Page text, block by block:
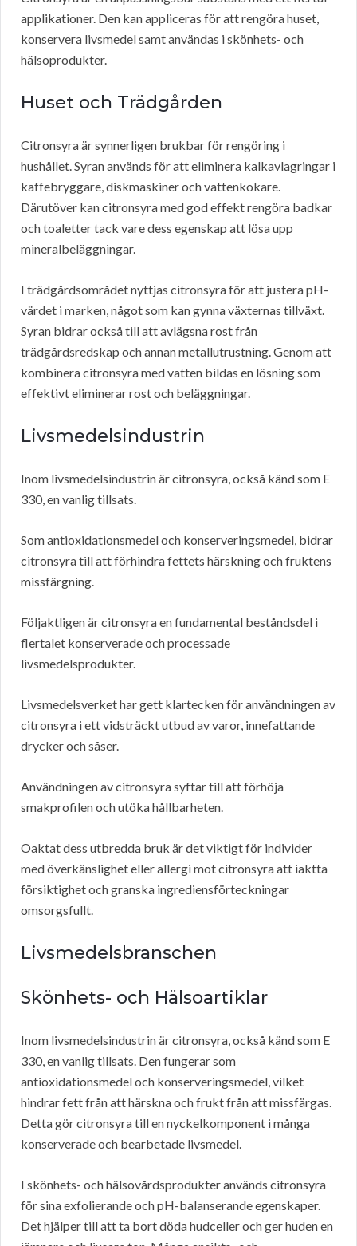
applikationer. Den kan appliceras för att rengöra huset,
konservera livsmedel samt användas i skönhets- och
hälsoprodukter.
Huset och Trädgården
Citronsyra är synnerligen brukbar för rengöring i
hushållet. Syran används för att eliminera kalkavlagringar i
kaffebryggare, diskmaskiner och vattenkokare.
Därutöver kan citronsyra med god effekt rengöra badkar
och toaletter tack vare dess egenskap att lösa upp
mineralbeläggningar.
I trädgårdsområdet nyttjas citronsyra för att justera pH-
värdet i marken, något som kan gynna växternas tillväxt.
Syran bidrar också till att avlägsna rost från
trädgårdsredskap och annan metallutrustning. Genom att
kombinera citronsyra med vatten bildas en lösning som
effektivt eliminerar rost och beläggningar.
Livsmedelsindustrin
Inom livsmedelsindustrin är citronsyra, också känd som E
330, en vanlig tillsats.
Som antioxidationsmedel och konserveringsmedel, bidrar
citronsyra till att förhindra fettets härskning och fruktens
missfärgning.
Följaktligen är citronsyra en fundamental beståndsdel i
flertalet konserverade och processade
livsmedelsprodukter.
Livsmedelsverket har gett klartecken för användningen av
citronsyra i ett vidsträckt utbud av varor, innefattande
drycker och såser.
Användningen av citronsyra syftar till att förhöja
smakprofilen och utöka hållbarheten.
Oaktat dess utbredda bruk är det viktigt för individer
med överkänslighet eller allergi mot citronsyra att iaktta
försiktighet och granska ingrediensförteckningar
omsorgsfullt.
Livsmedelsbranschen
Skönhets- och Hälsoartiklar
Inom livsmedelsindustrin är citronsyra, också känd som E
330, en vanlig tillsats. Den fungerar som
antioxidationsmedel och konserveringsmedel, vilket
hindrar fett från att härskna och frukt från att missfärgas.
Detta gör citronsyra till en nyckelkomponent i många
konserverade och bearbetade livsmedel.
I skönhets- och hälsovårdsprodukter används citronsyra
för sina exfolierande och pH-balanserande egenskaper.
Det hjälper till att ta bort döda hudceller och ger huden en